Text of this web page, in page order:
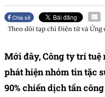
Chia sẻ
Theo dõi tạp chíĐiện tử và Ứng
Mới đây, Công ty trí
phát hiện nhóm tin tặc
90% chiến dịch tấn